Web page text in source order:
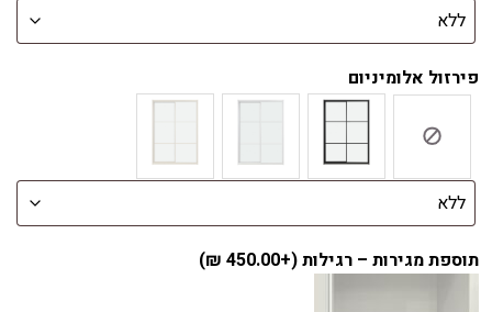
פירזול אלומיניום
תוספת מגירות – רגילות (+450.00
₪
)